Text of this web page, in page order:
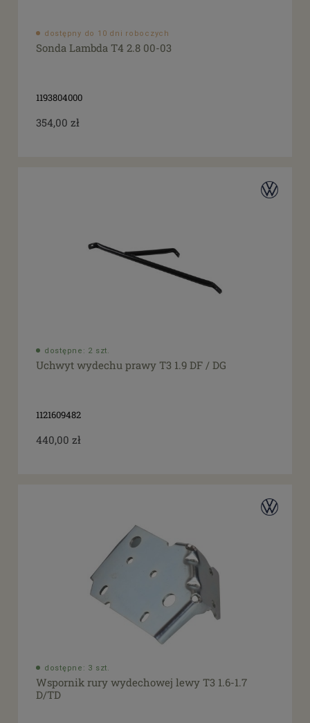
dostępny do 10 dni roboczych
Sonda Lambda T4 2.8 00-03
1193804000
354,00 zł
dostępne: 2 szt.
Uchwyt wydechu prawy T3 1.9 DF / DG
1121609482
440,00 zł
dostępne: 3 szt.
Wspornik rury wydechowej lewy T3 1.6-1.7
D/TD